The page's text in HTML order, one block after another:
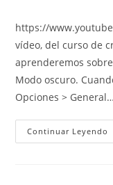
la
entrada:
https://
vídeo, del curso de
aprenderemos
Modo oscuro.
Opciones > General…
Continuar Leyendo